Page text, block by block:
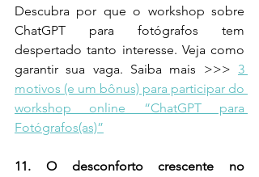
Descubra por que o workshop sobre
ChatGPT para fotógrafos tem
despertado tanto interesse. Veja como
garantir sua vaga. Saiba mais >>> 3
motivos (e um bônus) para participar do
workshop online “ChatGPT para
Fotógrafos(as)”
11. O desconforto crescente no